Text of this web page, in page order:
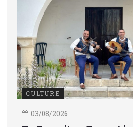
CULTURE
03/08/2026